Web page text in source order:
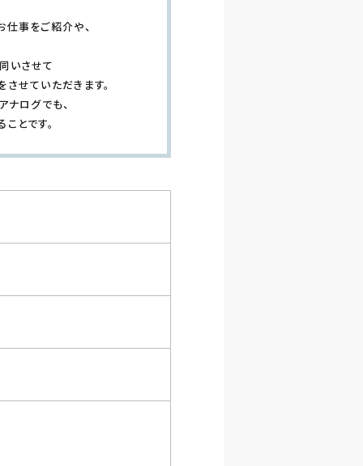
仕事をご紹介や、
いさせて
せていただきます。
ナログでも、
とです。